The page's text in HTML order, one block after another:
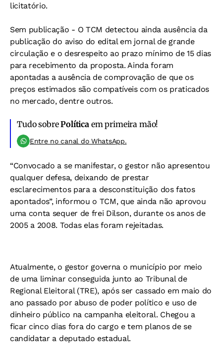
licitatório.
Sem publicação - O TCM detectou ainda ausência da
publicação do aviso do edital em jornal de grande
circulação e o desrespeito ao prazo mínimo de 15 dias
para recebimento da proposta. Ainda foram
apontadas a ausência de comprovação de que os
preços estimados são compatíveis com os praticados
no mercado, dentre outros.
Tudo sobrePolítica em primeira mão!
Entre no canal do WhatsApp.
“Convocado a se manifestar, o gestor não apresentou
qualquer defesa, deixando de prestar
esclarecimentos para a desconstituição dos fatos
apontados”, informou o TCM, que ainda não aprovou
uma conta sequer de frei Dilson, durante os anos de
2005 a 2008. Todas elas foram rejeitadas.
Atualmente, o gestor governa o município por meio
de uma liminar conseguida junto ao Tribunal de
Regional Eleitoral (TRE), após ser cassado em maio do
ano passado por abuso de poder político e uso de
dinheiro público na campanha eleitoral. Chegou a
ficar cinco dias fora do cargo e tem planos de se
candidatar a deputado estadual.